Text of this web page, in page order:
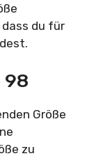
du für
98
Größe
zu